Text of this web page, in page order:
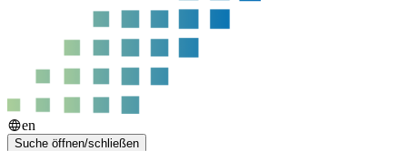
en
Suche öffnen/schließen